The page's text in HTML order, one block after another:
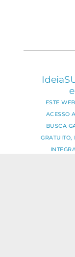
ESTE
ACESSO
BUSCA
GRATUITO,